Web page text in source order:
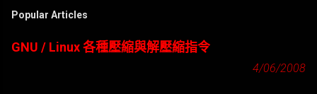
Popular Articles
GNU / Linux 各種壓縮與解壓縮指令
4/06/2008